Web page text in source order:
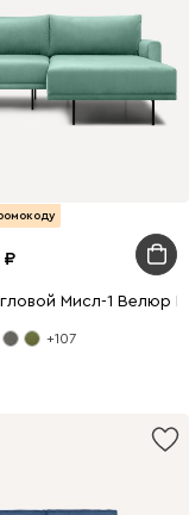
Мисл-1 Велюр
+107